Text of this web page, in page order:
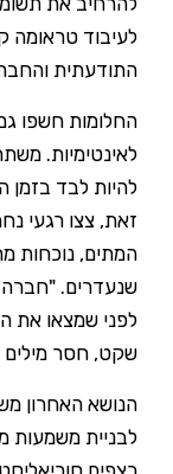
לעיבוד טראומה
התודעתית
החלומות חשפו
לאינטימיות.
להיות לבד בזמן
זאת, צצו רגעי
המתים, נוכחות
שנעדרים.
לפני שמצאו את
שקט, חסר
הנושא האחרון
לבניית משמעות